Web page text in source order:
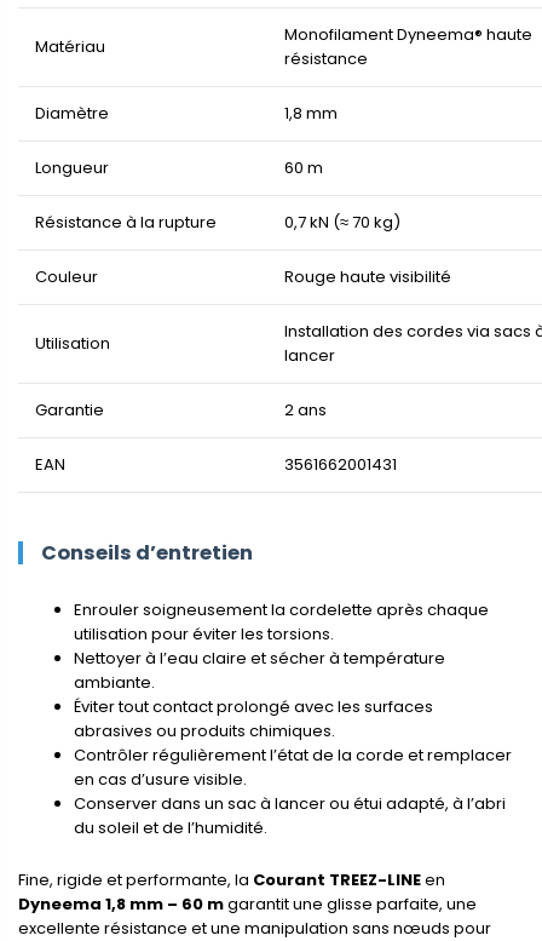
Matériau
Monofilament Dyneema® haute
résistance
Diamètre 1,8 mm
Longueur 60 m
Résistance à la rupture 0,7 kN (≈ 70 kg)
Couleur Rouge haute visibilité
Utilisation
Installation des cordes via sacs
lancer
Garantie 2 ans
EAN 3561662001431
Conseils d’entretien
Enrouler soigneusement la cordelette après chaque
utilisation pour éviter les torsions.
Nettoyer à l’eau claire et sécher à température
ambiante.
Éviter tout contact prolongé avec les surfaces
abrasives ou produits chimiques.
Contrôler régulièrement l’état de la corde et remplacer
en cas d’usure visible.
Conserver dans un sac à lancer ou étui adapté, à l’abri
du soleil et de l’humidité.
Fine, rigide et performante, la Courant TREEZ-LINEen
Dyneema 1,8 mm – 60 mgarantit une glisse parfaite, une
excellente résistance et une manipulation sans nœuds pour